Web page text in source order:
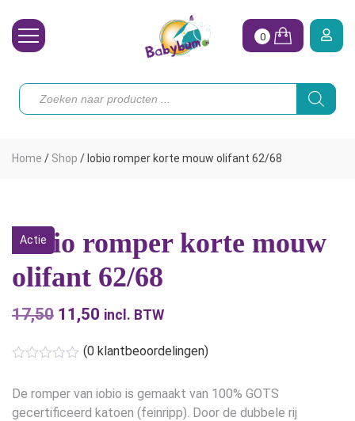
Toebehoren
Onze merken
Hoe begin ik?
0
Producten
zoeken
Home / Shop / Iobio romper korte mouw olifant 62/68
Actie
Iobio romper korte mouw
olifant 62/68
17,50 Oorspronkelijke
was:
€17,50.
11,50 Huidige
€11,50.
incl. BTW
(0 klantbeoordelingen)
De romper van iobio is gemaakt van 100% GOTS
gecertificeerd katoen (feinripp). Door de dubbele rij